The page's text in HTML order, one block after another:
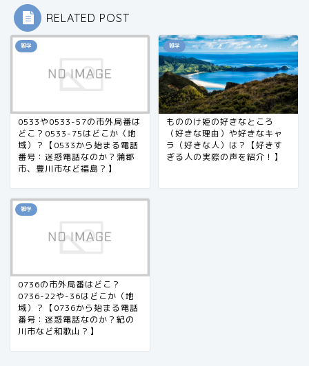
RELATED POST
雑学
0533や0533-57の市外局番は
どこ？0533-75はどこか（地
域）？【0533から始まる電話
番号：迷惑電話なのか？蒲郡
市、豊川市など福島？】
雑学
もののけ姫の好きなところ
（好きな理由）や好きなキャ
ラ（好きな人）は？【好きす
ぎる人の実際の声を紹介！】
雑学
0736の市外局番はどこ？
0736-22や-36はどこか（地
域）？【0736から始まる電話
番号：迷惑電話なのか？紀の
川市など和歌山？】